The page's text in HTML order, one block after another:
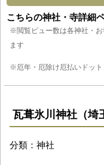
こちらの神社・寺詳細
※閲覧ビュー数は各神社・
ます
※厄年・厄除け厄払いドッ
瓦葺氷川神社（埼
分類：神社